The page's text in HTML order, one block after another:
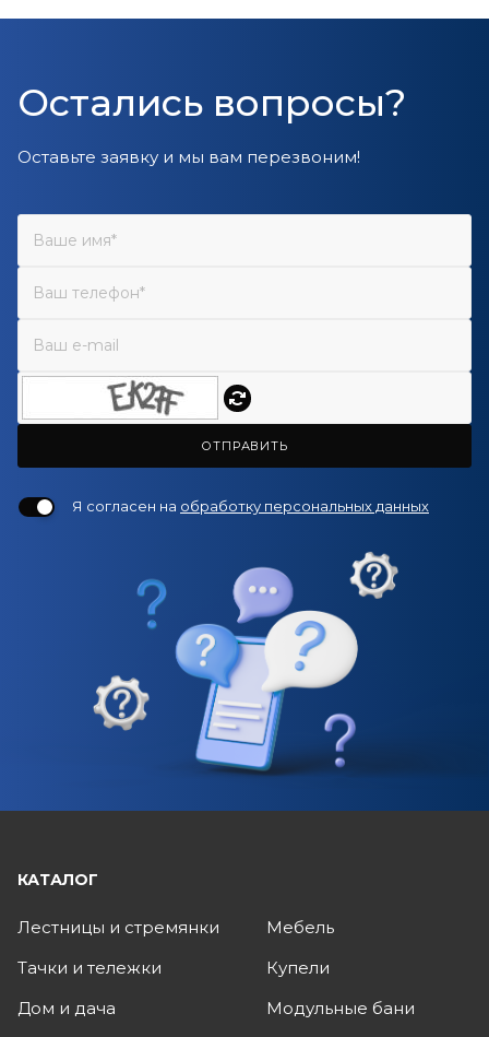
Остались вопросы?
Оставьте заявку и мы вам перезвоним!
ОТПРАВИТЬ
Я согласен на обработку персональных данных
КАТАЛОГ
Лестницы и стремянки
Тачки и тележки
Дом и дача
Мебель
Купели
Модульные бани